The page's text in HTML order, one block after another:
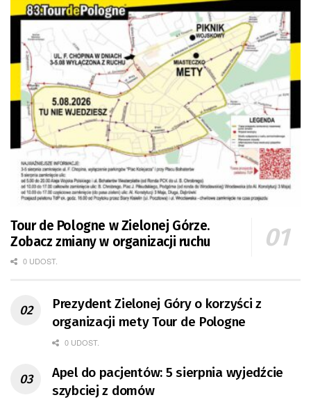
Tour de Pologne w Zielonej Górze.
Zobacz zmiany w organizacji ruchu
0 UDOST.
Prezydent Zielonej Góry o korzyści z
organizacji mety Tour de Pologne
0 UDOST.
Apel do pacjentów: 5 sierpnia wyjedźcie
szybciej z domów